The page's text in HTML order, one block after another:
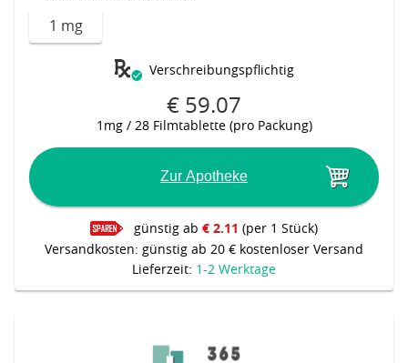
1 mg
Verschreibungspflichtig
€ 59.07
1mg / 28 Filmtablette (pro Packung)
Zur Apotheke
günstig ab € 2.11 (per 1 Stück)
Versandkosten: günstig ab 20 € kostenloser Versand
Lieferzeit: 1-2 Werktage